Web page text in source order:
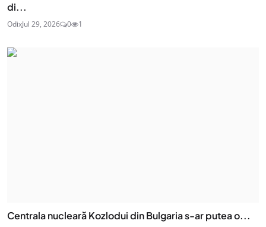
di...
OdixJul 29, 2026 0 1
Centrala nucleară Kozlodui din Bulgaria s-ar putea o...